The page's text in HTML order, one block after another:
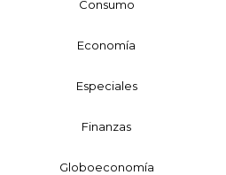
Consumo
Economía
Especiales
Finanzas
Globoeconomía